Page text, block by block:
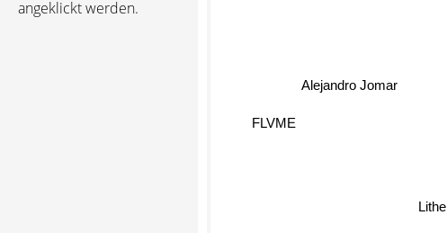
angeklickt werden.
Lithe
FLVME
Alejandro Jomar